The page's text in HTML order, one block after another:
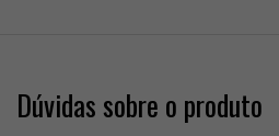
Dúvidas sobre o produto